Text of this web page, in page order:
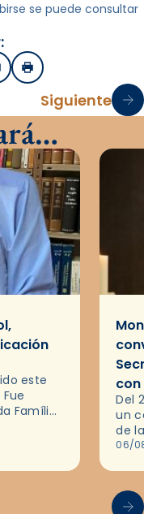
se puede consultar
Imprimir
Siguiente
este
Família
Del
un
de
en
06/